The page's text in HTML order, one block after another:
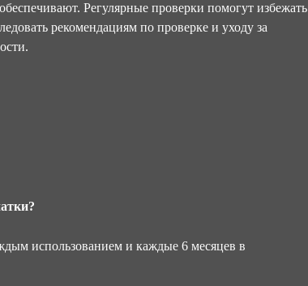
Регулярные проверки помогут избежать
рекомендациям по проверке и уходу за
использованием и каждые 6 месяцев в